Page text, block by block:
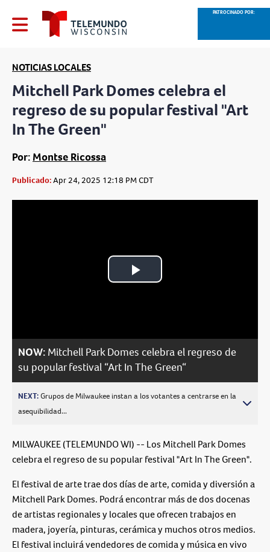
PATROCINADO POR:
NOTICIAS LOCALES
Mitchell Park Domes celebra el
regreso de su popular festival "Art
In The Green"
Por: Montse Ricossa
Publicado:Apr 24, 2025 12:18 PM CDT
Play
NOW: Mitchell Park Domes celebra el regreso de
su popular festival “Art In The Green“
NEXT:Grupos de Milwaukee instan a los votantes a centrarse en la
asequibilidad...
MILWAUKEE (TELEMUNDO WI) -- Los Mitchell Park Domes
celebra el regreso de su popular festival "Art In The Green".
El festival de arte trae dos días de arte, comida y diversión a
Mitchell Park Domes. Podrá encontrar más de dos docenas
de artistas regionales y locales que ofrecen trabajos en
madera, joyería, pinturas, cerámica y muchos otros medios.
El festival incluirá vendedores de comida y música en vivo